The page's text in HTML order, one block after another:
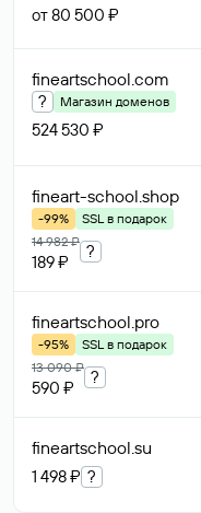
от 80 500 ₽
fineartschool.com
? Магазин доменов
524 530 ₽
fineart-school.shop
-99%
SSL в подарок
14 982 ₽
189 ₽
?
fineartschool.pro
-95%
SSL в подарок
13 090 ₽
590 ₽
?
fineartschool.su
1 498 ₽ ?